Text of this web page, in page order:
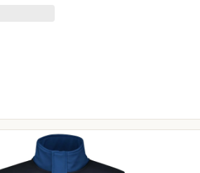
prijs € 69,95